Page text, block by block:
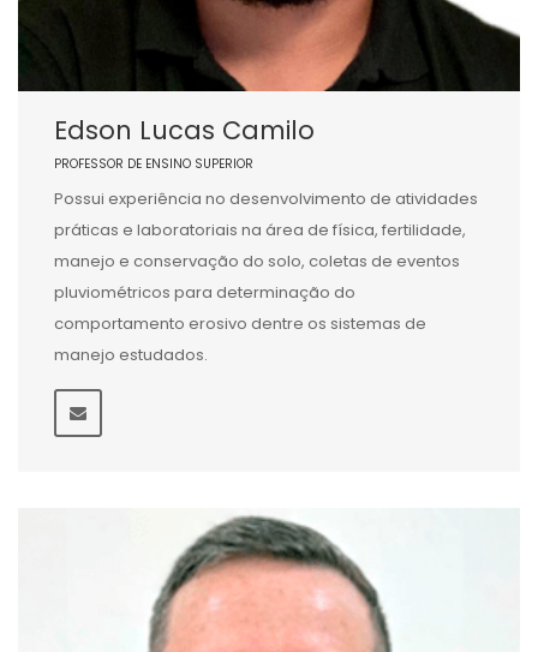
Edson Lucas Camilo
PROFESSOR DE ENSINO SUPERIOR
Possui experiência no desenvolvimento de atividades
práticas e laboratoriais na área de física, fertilidade,
manejo e conservação do solo, coletas de eventos
pluviométricos para determinação do
comportamento erosivo dentre os sistemas de
manejo estudados.